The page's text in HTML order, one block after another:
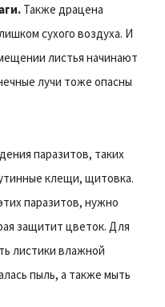
Также драцена
сухого воздуха. И
листья начинают
лучи тоже опасны
паразитов, таких
клещи, щитовка.
паразитов, нужно
защитит цветок. Для
листики влажной
пыль, а также мыть